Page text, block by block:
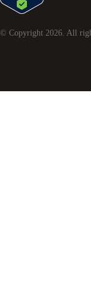
© Copyright 2026 . All